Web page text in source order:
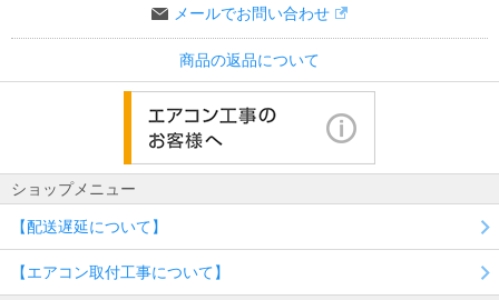
メールでお問い合わせ
商品の返品について
ショップメニュー
【配送遅延について】
【エアコン取付工事について】